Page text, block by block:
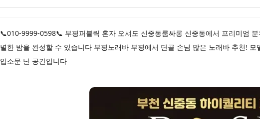
📞010-9999-0598📞 부평퍼블릭 혼자 오셔도 신중동룸싸롱 신중동에서 프리미엄
별한 밤을 완성할 수 있습니다 부평노래바 부평에서 단골 손님 많은 노래바 추천!
입소문 난 공간입니다